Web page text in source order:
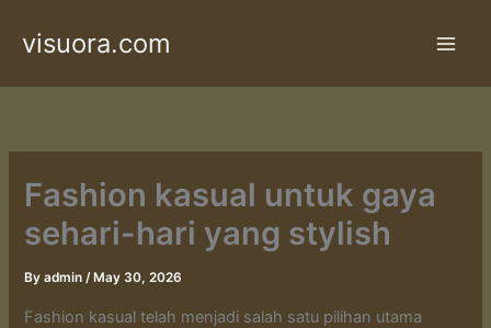
visuora.com
Fashion kasual untuk gaya
sehari-hari yang stylish
Byadmin/ May 30, 2026
Fashion kasual telah menjadi salah satu pilihan utama